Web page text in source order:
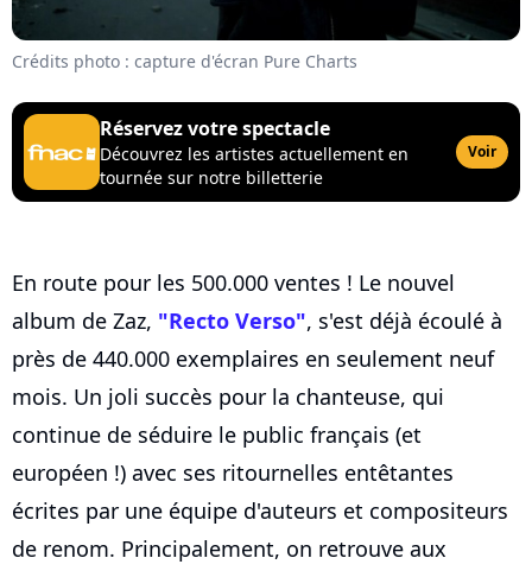
Crédits photo : capture d'écran Pure Charts
Réservez votre spectacle
Découvrez les artistes actuellement en
tournée sur notre billetterie
Voir
En route pour les 500.000 ventes ! Le nouvel
album de Zaz, "Recto Verso", s'est déjà écoulé à
près de 440.000 exemplaires en seulement neuf
mois. Un joli succès pour la chanteuse, qui
continue de séduire le public français (et
européen !) avec ses ritournelles entêtantes
écrites par une équipe d'auteurs et compositeurs
de renom. Principalement, on retrouve aux